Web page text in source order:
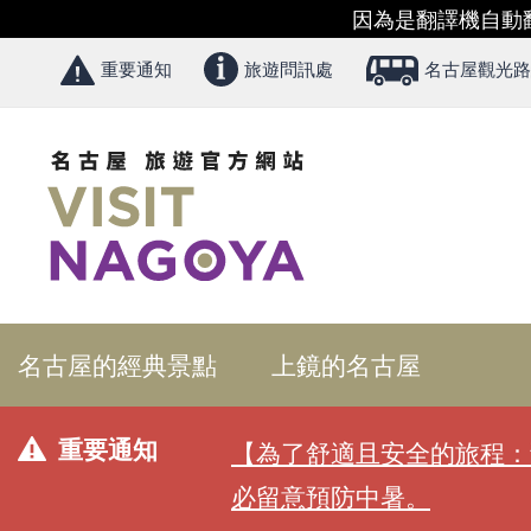
因為是翻譯機自動
重要通知 旅遊問訊處 名古屋觀光
名古屋的經典景點 上鏡的名古屋
重要通知
【為了舒適且安全的旅程
必留意預防中暑。